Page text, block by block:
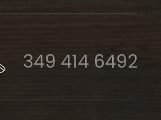
349 414 6492